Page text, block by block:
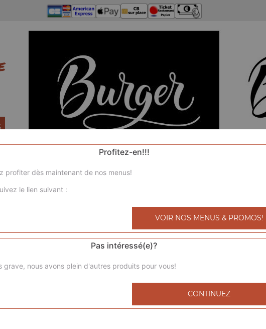
Profitez-en!!!
profiter dès maintenant de nos menus!
le lien suivant :
VOIR NOS MENUS & PROMOS!
Pas intéressé(e)?
grave, nous avons plein d'autres produits pour vous!
CONTINUEZ